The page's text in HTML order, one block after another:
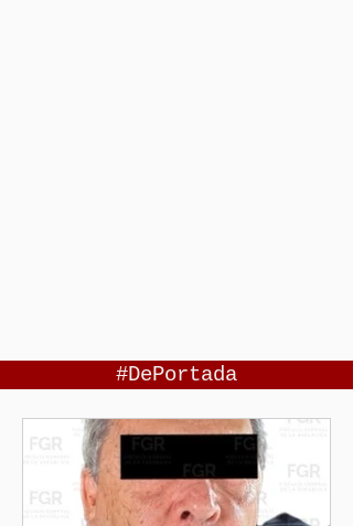
#DePortada